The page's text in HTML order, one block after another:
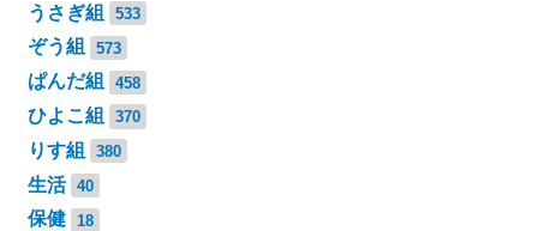
うさぎ組 533
ぞう組 573
ぱんだ組 458
ひよこ組 370
りす組 380
生活 40
保健 18